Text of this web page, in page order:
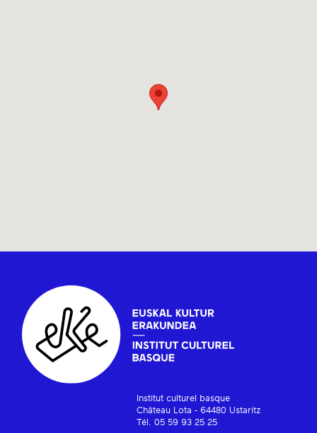
Institut culturel basque
Château Lota - 64480 Ustaritz
Tél. 05 59 93 25 25